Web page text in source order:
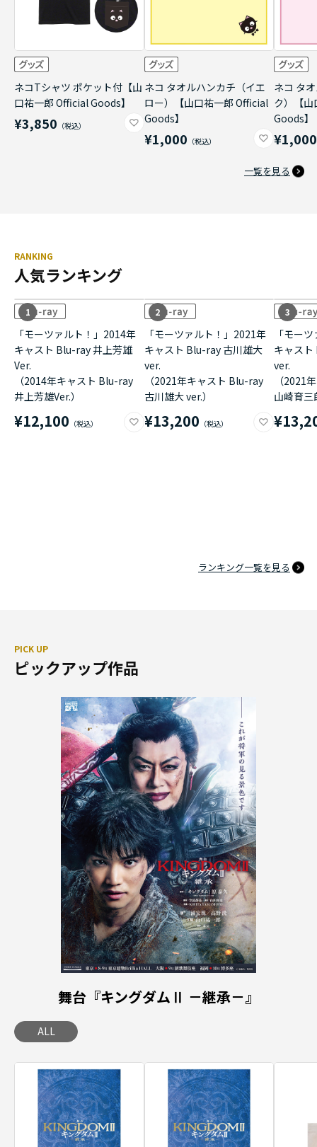
ネコTシャツ ポケット付【山
口祐一郎 Official Goods】
¥3,850
ネコ タオルハンカチ（イエ
ロー）【山口祐一郎 Official
Goods】
¥1,000
ネコ タ
ク）【
Goods】
¥1,000
一覧を見る
RANKING
人気ランキング
1
「モーツァルト！」2014年
キャスト Blu-ray 井上芳雄
Ver.
（2014年キャスト Blu-ray
井上芳雄Ver.）
¥12,100
2
「モーツァルト！」2021年
キャスト Blu-ray 古川雄大
ver.
（2021年キャスト Blu-ray
古川雄大 ver.）
¥13,200
3
「モー
キャス
ver.
（2021
山崎育三
ランキング一覧を見る
PICK UP
ピックアップ作品
舞台『キングダムⅡ －継承－』
ALL